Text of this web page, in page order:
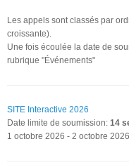
Les appels sont classés par
croissante).
Une fois écoulée la date de
rubrique "Événements"
SITE Interactive 2026
Date limite de soumission: 14
1 octobre 2026 - 2 octobre 2026